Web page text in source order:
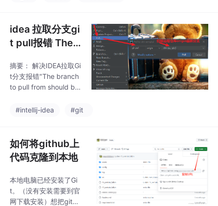
idea 拉取分支gi
t pull报错 The b
om should be s
elected
摘要： 解决IDEA拉取Gi
t分支报错"The branch
to pull from should be
修改本地仓库.git/confi
motes/origin/*。操作
步骤：1）修改配置；
2）在IDEA中先git fetc
息；3）再git pull拉取
目标
#intellij-idea #git
如何将github上
代码克隆到本地
本地电脑已经安装了Gi
t。（没有安装需要到官
网下载安装）想把githu